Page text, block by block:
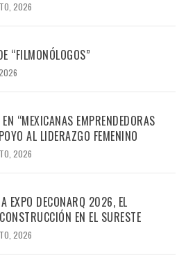
2026
“FILMONÓLOGOS”
“MEXICANAS EMPRENDEDORAS
AL LIDERAZGO FEMENINO
2026
EXPO DECONARQ 2026, EL
EN EL SURESTE
2026